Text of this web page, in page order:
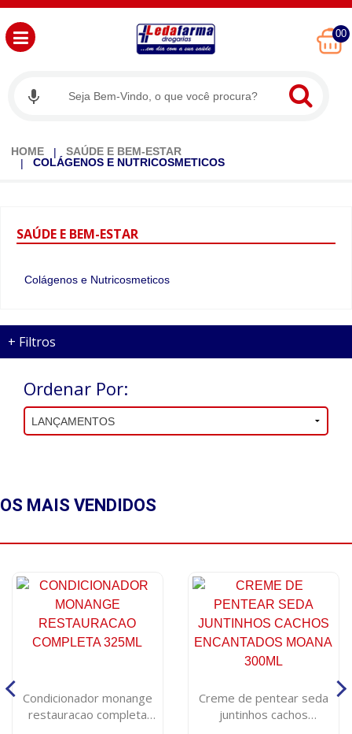
00
HOME
SAÚDE E BEM-ESTAR
COLÁGENOS E NUTRICOSMETICOS
SAÚDE E BEM-ESTAR
Colágenos e Nutricosmeticos
+ Filtros
Ordenar Por:
OS MAIS VENDIDOS
Condicionador monange
restauracao completa
Creme de pentear seda
juntinhos cachos